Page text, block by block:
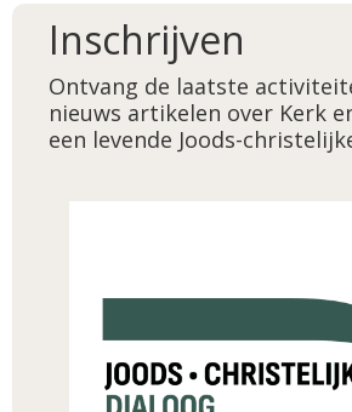
Inschrijven
Ontvang de laatste
nieuws artikelen over Kerk
een levende Joods-